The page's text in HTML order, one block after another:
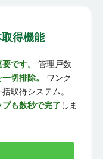
得機能
です。
管理戸数
切排除。
ワンク
取得システム。
プも数秒で完了 しま